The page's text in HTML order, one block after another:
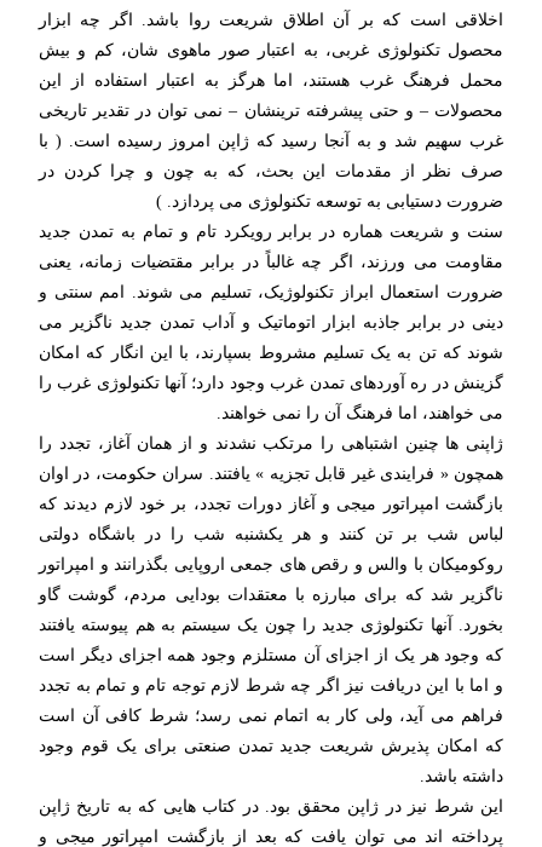
اخلاقی است که بر آن اطلاق شریعت روا باشد. اگر چه ابزار
محصول تکنولوژی غربی، به اعتبار صور ماهوی شان، کم و بیش
محمل فرهنگ غرب هستند، اما هرگز به اعتبار استفاده از این
محصولات – و حتی پیشرفته ترینشان – نمی توان در تقدیر تاریخی
غرب سهیم شد و به آنجا رسید که ژاپن امروز رسیده است. ( با
صرف نظر از مقدمات این بحث، که به چون و چرا کردن در
ضرورت دستیابی به توسعه تکنولوژی می پردازد. )
سنت و شریعت هماره در برابر رویکرد تام و تمام به تمدن جدید
مقاومت می ورزند، اگر چه غالباً در برابر مقتضیات زمانه، یعنی
ضرورت استعمال ابراز تکنولوژیک، تسلیم می شوند. امم سنتی و
دینی در برابر جاذبه ابزار اتوماتیک و آداب تمدن جدید ناگزیر می
شوند که تن به یک تسلیم مشروط بسپارند، با این انگار که امکان
گزینش در ره آوردهای تمدن غرب وجود دارد؛ آنها تکنولوژی غرب را
می خواهند، اما فرهنگ آن را نمی خواهند.
ژاپنی ها چنین اشتباهی را مرتکب نشدند و از همان آغاز، تجدد را
همچون « فرایندی غیر قابل تجزیه » یافتند. سران حکومت، در اوان
بازگشت امپراتور میجی و آغاز دورات تجدد، بر خود لازم دیدند که
لباس شب بر تن کنند و هر یکشنبه شب را در باشگاه دولتی
روکومیکان با والس و رقص های جمعی اروپایی بگذرانند و امپراتور
ناگزیر شد که برای مبارزه با معتقدات بودایی مردم، گوشت گاو
بخورد. آنها تکنولوژی جدید را چون یک سیستم به هم پیوسته یافتند
که وجود هر یک از اجزای آن مستلزم وجود همه اجزای دیگر است
و اما با این دریافت نیز اگر چه شرط لازم توجه تام و تمام به تجدد
فراهم می آید، ولی کار به اتمام نمی رسد؛ شرط کافی آن است
که امکان پذیرش شریعت جدید تمدن صنعتی برای یک قوم وجود
داشته باشد.
این شرط نیز در ژاپن محقق بود. در کتاب هایی که به تاریخ ژاپن
پرداخته اند می توان یافت که بعد از بازگشت امپراتور میجی و